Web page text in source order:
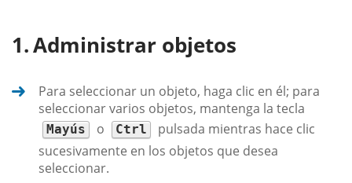
Administrar objetos
Para seleccionar un objeto, haga clic en él; para
seleccionar varios objetos, mantenga la tecla
Mayús o Ctrl
pulsada mientras hace clic
sucesivamente en los objetos que desea
seleccionar.